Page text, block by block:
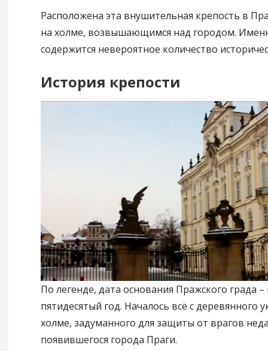
Расположена эта внушительная крепость в
на холме, возвышающимся над городом.
содержится невероятное количество
История крепости
По легенде, дата основания Пражского града –
пятидесятый год. Началось всё с деревянного
холме, задуманного для защиты от врагов
появившегося города Праги.